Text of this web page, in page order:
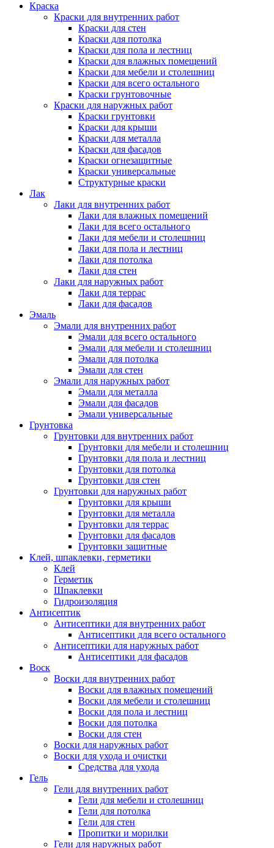
Краска
Краски для внутренних работ
Краски для стен
Краски для потолка
Краски для пола и лестниц
Краски для влажных помещений
Краски для мебели и столешниц
Краски для всего остального
Краски грунтовочные
Краски для наружных работ
Краски грунтовки
Краски для крыши
Краски для металла
Краски для фасадов
Краски огнезащитные
Краски универсальные
Структурные краски
Лак
Лаки для внутренних работ
Лаки для влажных помещений
Лаки для всего остального
Лаки для мебели и столешниц
Лаки для пола и лестниц
Лаки для потолка
Лаки для стен
Лаки для наружных работ
Лаки для террас
Лаки для фасадов
Эмаль
Эмали для внутренних работ
Эмали для всего остального
Эмали для мебели и столешниц
Эмали для потолка
Эмали для стен
Эмали для наружных работ
Эмали для металла
Эмали для фасадов
Эмали универсальные
Грунтовка
Грунтовки для внутренних работ
Грунтовки для мебели и столешниц
Грунтовки для пола и лестниц
Грунтовки для потолка
Грунтовки для стен
Грунтовки для наружных работ
Грунтовки для крыши
Грунтовки для металла
Грунтовки для террас
Грунтовки для фасадов
Грунтовки защитные
Клей, шпаклевки, герметики
Клей
Герметик
Шпаклевки
Гидроизоляция
Антисептик
Антисептики для внутренних работ
Антисептики для всего остального
Антисептики для наружных работ
Антисептики для фасадов
Воск
Воски для внутренних работ
Воски для влажных помещений
Воски для мебели и столешниц
Воски для пола и лестниц
Воски для потолка
Воски для стен
Воски для наружных работ
Воски для ухода и очистки
Средства для ухода
Гель
Гели для внутренних работ
Гели для мебели и столешниц
Гели для потолка
Гели для стен
Пропитки и морилки
Гели для наружных работ